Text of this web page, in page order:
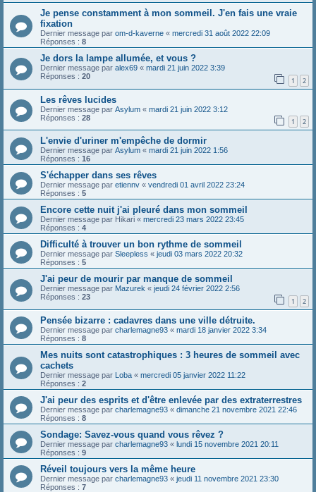
Je pense constamment à mon sommeil. J'en fais une vraie
fixation
Dernier message par om-d-kaverne « mercredi 31 août 2022 22:09
Réponses : 8
Je dors la lampe allumée, et vous ?
Dernier message par alex69 « mardi 21 juin 2022 3:39
Réponses : 20 1 2
Les rêves lucides
Dernier message par Asylum « mardi 21 juin 2022 3:12
Réponses : 28 1 2
L'envie d'uriner m'empêche de dormir
Dernier message par Asylum « mardi 21 juin 2022 1:56
Réponses : 16
S'échapper dans ses rêves
Dernier message par etiennv « vendredi 01 avril 2022 23:24
Réponses : 5
Encore cette nuit j'ai pleuré dans mon sommeil
Dernier message par Hikari « mercredi 23 mars 2022 23:45
Réponses : 4
Difficulté à trouver un bon rythme de sommeil
Dernier message par Sleepless « jeudi 03 mars 2022 20:32
Réponses : 5
J'ai peur de mourir par manque de sommeil
Dernier message par Mazurek « jeudi 24 février 2022 2:56
Réponses : 23 1 2
Pensée bizarre : cadavres dans une ville détruite.
Dernier message par charlemagne93 « mardi 18 janvier 2022 3:34
Réponses : 8
Mes nuits sont catastrophiques : 3 heures de sommeil avec
cachets
Dernier message par Loba « mercredi 05 janvier 2022 11:22
Réponses : 2
J'ai peur des esprits et d'être enlevée par des extraterrestres
Dernier message par charlemagne93 « dimanche 21 novembre 2021 22:46
Réponses : 8
Sondage: Savez-vous quand vous rêvez ?
Dernier message par charlemagne93 « lundi 15 novembre 2021 20:11
Réponses : 9
Réveil toujours vers la même heure
Dernier message par charlemagne93 « jeudi 11 novembre 2021 23:30
Réponses : 7